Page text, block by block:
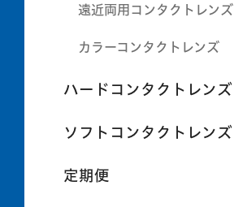
遠近両用コンタクトレンズ
カラーコンタクトレンズ
ハードコンタクトレンズ
ソフトコンタクトレンズ
定期便